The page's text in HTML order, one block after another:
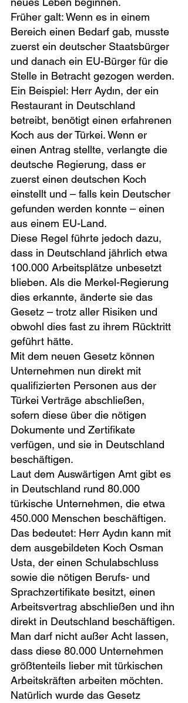
Früher galt: Wenn es in einem
Bereich einen Bedarf gab, musste
zuerst ein deutscher Staatsbürger
und danach ein EU-Bürger für die
Stelle in Betracht gezogen werden.
Ein Beispiel: Herr Aydın, der ein
Restaurant in Deutschland
betreibt, benötigt einen erfahrenen
Koch aus der Türkei. Wenn er
einen Antrag stellte, verlangte die
deutsche Regierung, dass er
zuerst einen deutschen Koch
einstellt und – falls kein Deutscher
gefunden werden konnte – einen
aus einem EU-Land.
Diese Regel führte jedoch dazu,
dass in Deutschland jährlich etwa
100.000 Arbeitsplätze unbesetzt
blieben. Als die Merkel-Regierung
dies erkannte, änderte sie das
Gesetz – trotz aller Risiken und
obwohl dies fast zu ihrem Rücktritt
geführt hätte.
Mit dem neuen Gesetz können
Unternehmen nun direkt mit
qualifizierten Personen aus der
Türkei Verträge abschließen,
sofern diese über die nötigen
Dokumente und Zertifikate
verfügen, und sie in Deutschland
beschäftigen.
Laut dem Auswärtigen Amt gibt es
in Deutschland rund 80.000
türkische Unternehmen, die etwa
450.000 Menschen beschäftigen.
Das bedeutet: Herr Aydın kann mit
dem ausgebildeten Koch Osman
Usta, der einen Schulabschluss
sowie die nötigen Berufs- und
Sprachzertifikate besitzt, einen
Arbeitsvertrag abschließen und ihn
direkt in Deutschland beschäftigen.
Man darf nicht außer Acht lassen,
dass diese 80.000 Unternehmen
größtenteils lieber mit türkischen
Arbeitskräften arbeiten möchten.
Natürlich wurde das Gesetz